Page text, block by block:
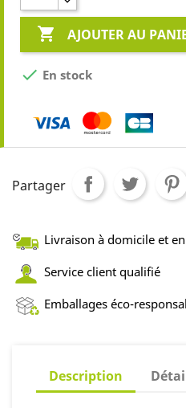
 AJOUTER AU
 En stock
Partager
Livraison à domicile et
Service client qualifié
Emballages éco-
Description